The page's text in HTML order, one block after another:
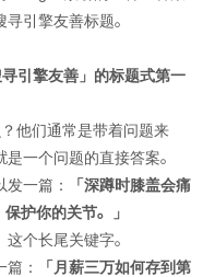
引擎友善标题。
引擎友善」的标题式第一
他们通常是带着问题来
一个问题的直接答案。
一篇：
「深蹲时膝盖会痛
护你的关节。」
个长尾关键字。
：
「月薪三万如何存到第